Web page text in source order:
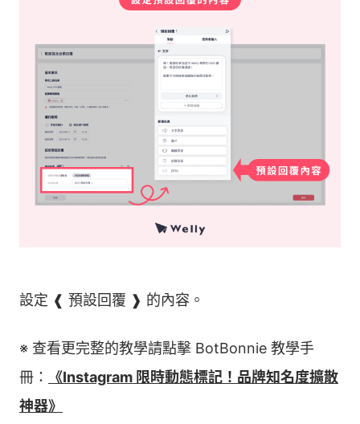
設定 ❰ 預設回覆 ❱ 的內容。
※ 查看更完整的教學請點擊 BotBonnie 教學手
冊：
《Instagram 限時動態標記！品牌知名度擴散
神器》